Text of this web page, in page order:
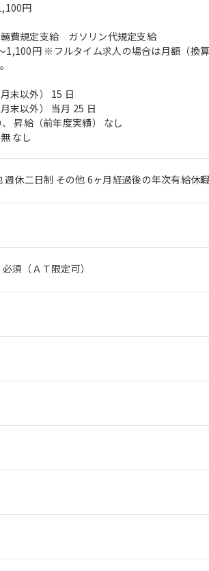
円
費規定支給 ガソリン代規定支給
1,100円 ※フルタイム求人の場合は月額（換
末以外） 15 日
末以外） 当月 25 日
昇給（前年度実績） なし
なし
週休二日制 その他 6ヶ月経過後の年次有給休
須（ＡＴ限定可）